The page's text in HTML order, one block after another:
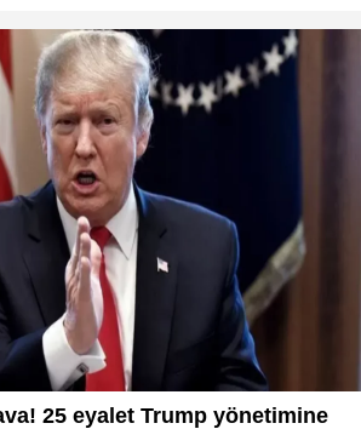
25 eyalet Trump yönetimine